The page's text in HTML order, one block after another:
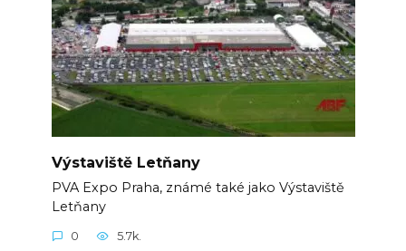
Výstaviště Letňany
PVA Expo Praha, známé také jako Výstaviště
Letňany
0 5.7k.